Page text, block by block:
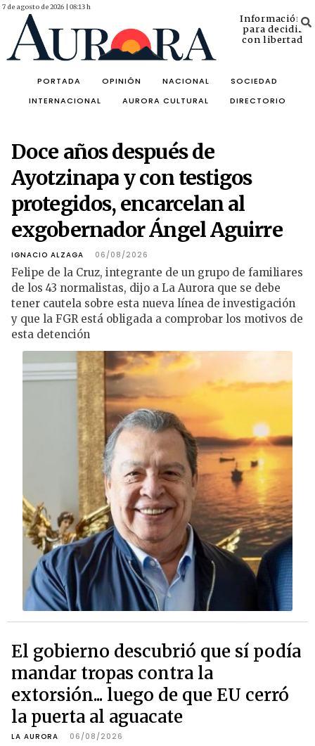
7 de agosto de 2026 | 08:13 h
Información
para decidir
con libertad
PORTADA OPINIÓN NACIONAL
SOCIEDAD
INTERNACIONAL
AURORA CULTURAL DIRECTORIO
Doce años después de
Ayotzinapa y con testigos
protegidos, encarcelan al
exgobernador Ángel Aguirre
IGNACIO ALZAGA 06/08/2026
Felipe de la Cruz, integrante de un grupo de familiares
de los 43 normalistas, dijo a La Aurora que se debe
tener cautela sobre esta nueva línea de investigación
y que la FGR está obligada a comprobar los motivos de
esta detención
El gobierno descubrió que sí podía
mandar tropas contra la
extorsión... luego de que EU cerró
la puerta al aguacate
LA AURORA 06/08/2026